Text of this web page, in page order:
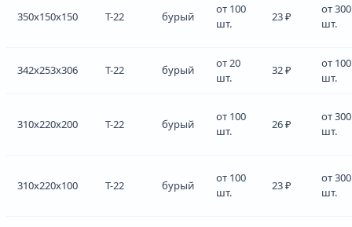
350x150x150 Т-22 бурый
от 100
шт.
23 ₽
от 300
шт.
342x253x306 Т-22 бурый
от 20
шт.
32 ₽
от 100
шт.
310x220x200 Т-22 бурый
от 100
шт.
26 ₽
от 300
шт.
310x220x100 Т-22 бурый
от 100
шт.
23 ₽
от 300
шт.